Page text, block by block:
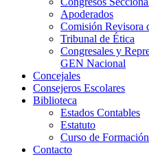
Apoderados
Comisión Revisora
Tribunal de Ética
Congresales y
GEN Nacional
Concejales
Consejeros Escolares
Biblioteca
Estados Contables
Estatuto
Curso de
Contacto